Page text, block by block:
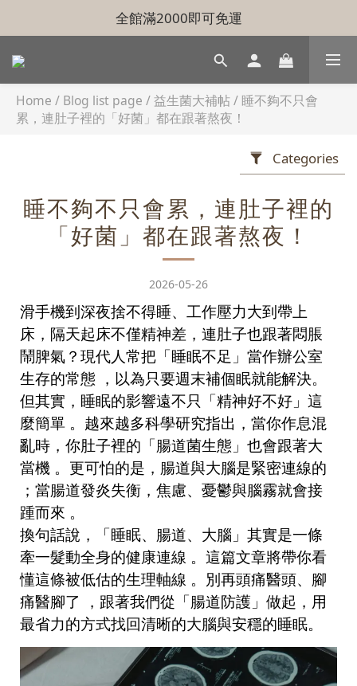
全館滿2000即可免運
Home / Blog list page /益生菌大補帖/ 睡不夠不只會
累，連肚子裡的「好菌」都在跟著熬夜！
Categories
睡不夠不只會累，連肚子裡的
「好菌」都在跟著熬夜！
2026-05-26
滑手機到深夜捨不得睡、工作壓力大到帶上
床，隔天起床不僅精神差，連肚子也跟著悶脹
鬧脾氣？現代人常把「睡眠不足」當作辦公室
生存的常態 ，以為只要週末補個眠就能解決。
但其實，睡眠的影響遠不只「精神好不好」這
麼簡單 。越來越多科學研究指出，當你作息混
亂時，你肚子裡的「腸道菌生態」也會跟著大
當機 。更可怕的是，腸道與大腦是緊密連線的
；當腸道發炎失衡，焦慮、憂鬱與腦霧就會接
踵而來 。
換句話說，「睡眠、腸道、大腦」其實是一條
牽一髮動全身的健康連線 。這篇文章將帶你看
懂這條被低估的生理軸線 。別再頭痛醫頭、腳
痛醫腳了 ，跟著我們從「腸道防護」做起，用
最省力的方式找回清晰的大腦與安穩的睡眠。